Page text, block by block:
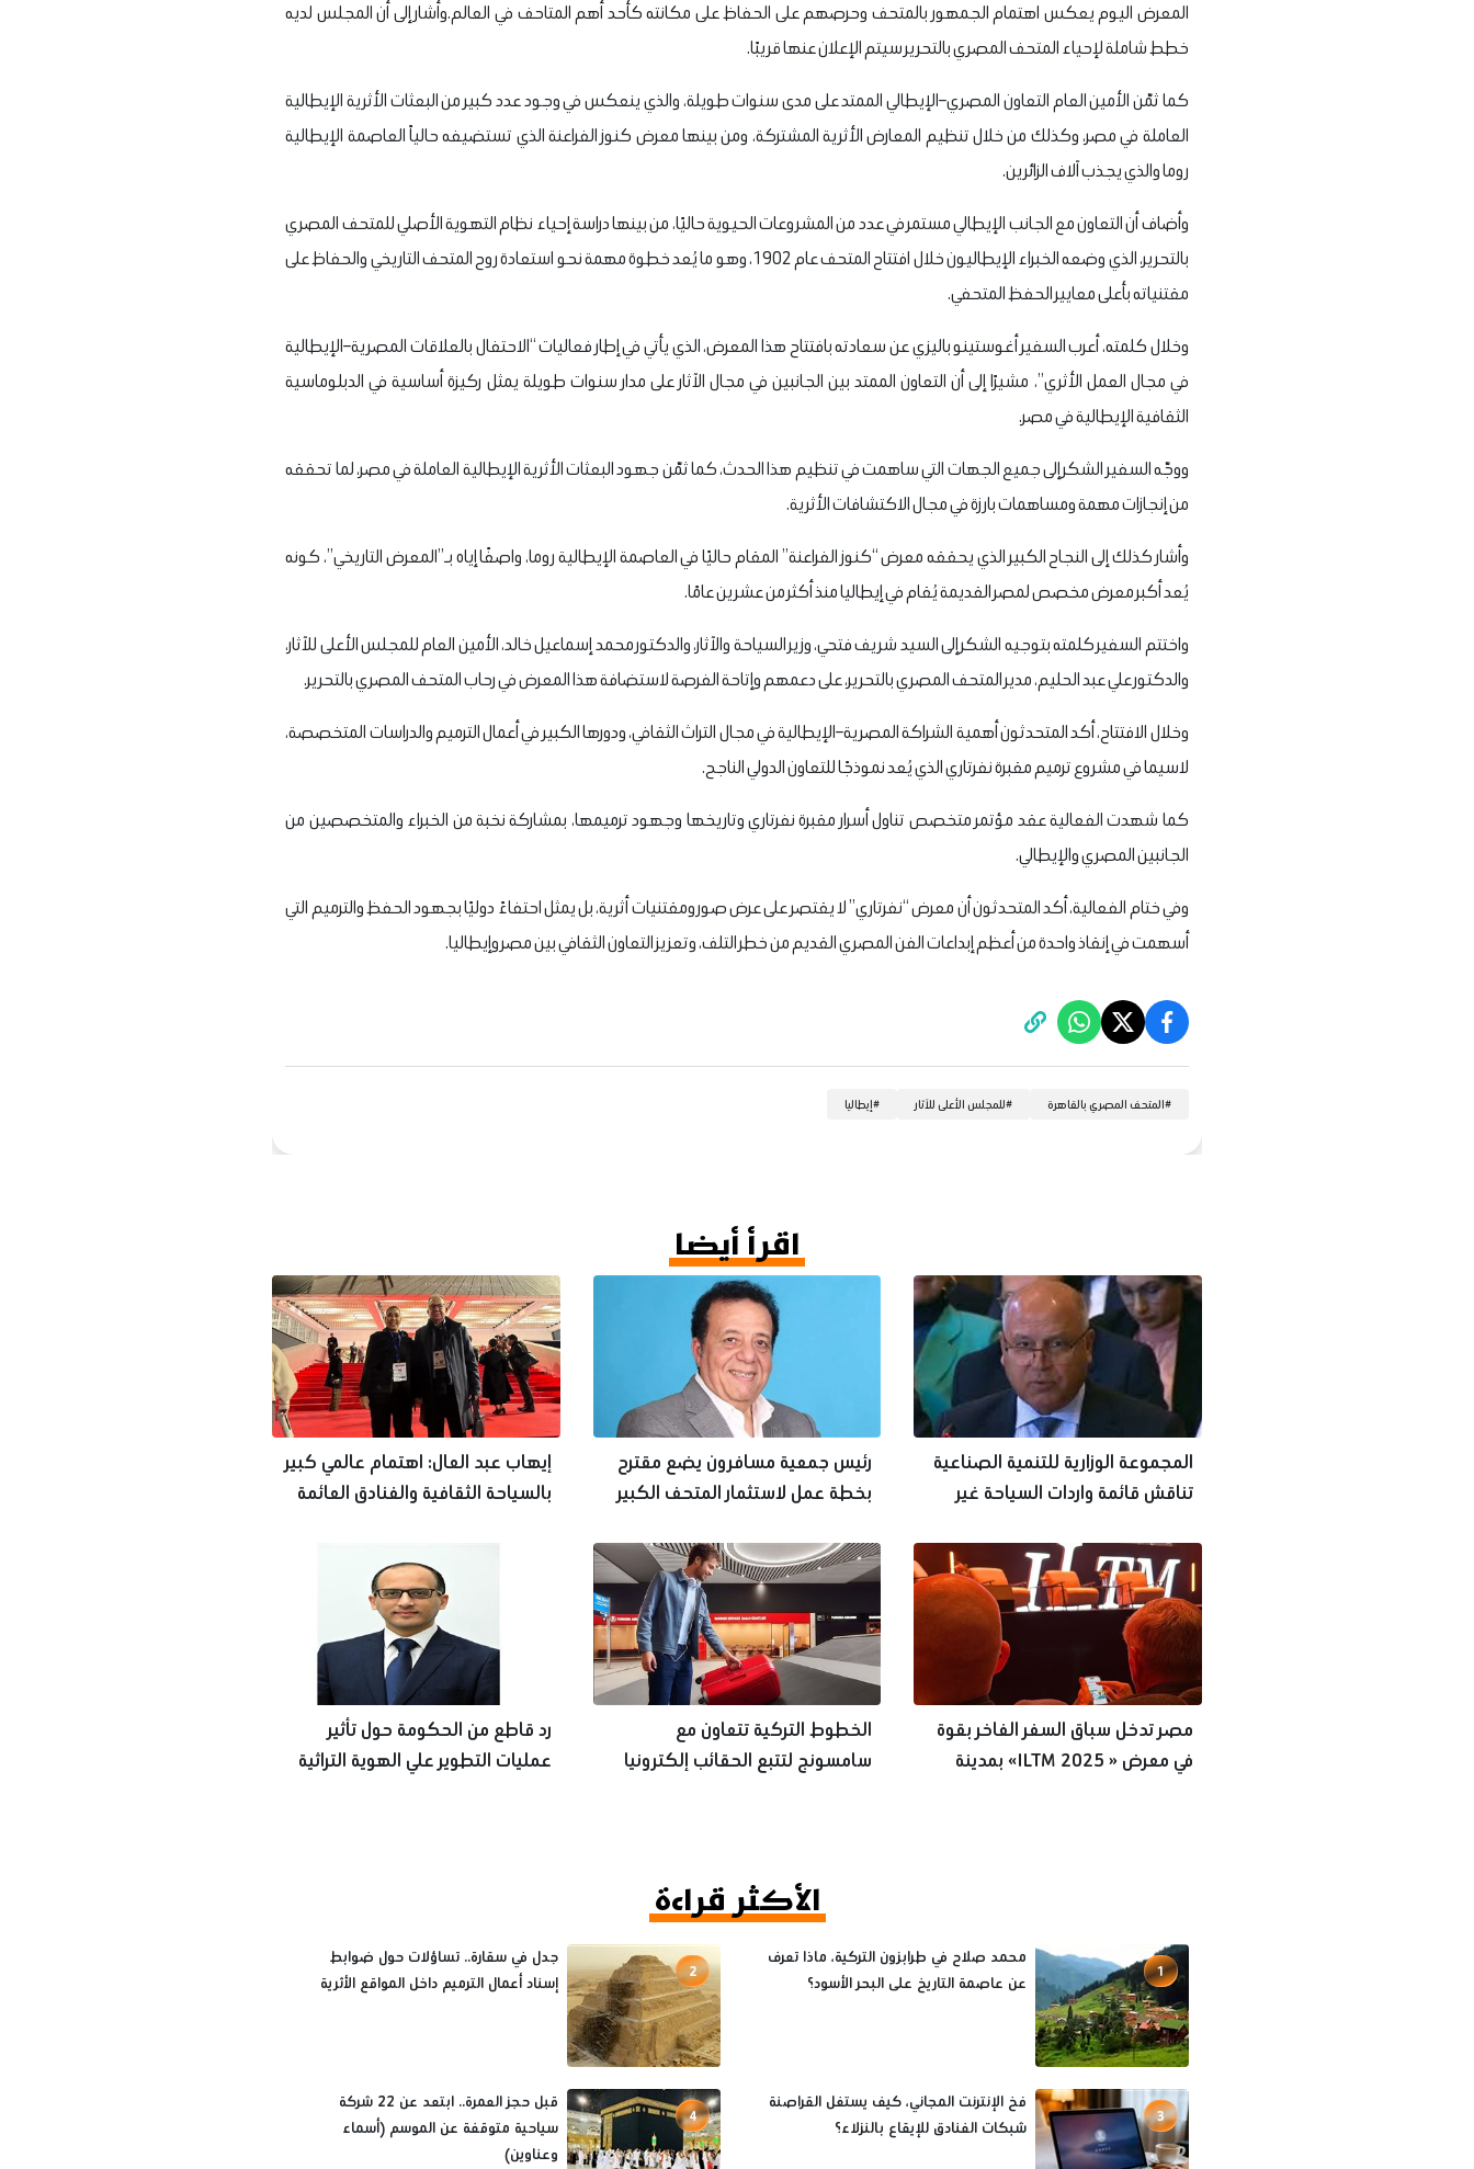
المعرض اليوم يعكس اهتمام الجمهور بالمتحف وحرصهم على الحفاظ على مكانته كأحد أهم المتاحف في العالم.وأشار إلى أن المجلس لديه
خطط شاملة لإحياء المتحف المصري بالتحرير سيتم الإعلان عنها قريبًا.
كما ثمّن الأمين العام التعاون المصري–الإيطالي الممتد على مدى سنوات طويلة، والذي ينعكس في وجود عدد كبير من البعثات الأثرية الإيطالية
العاملة في مصر، وكذلك من خلال تنظيم المعارض الأثرية المشتركة، ومن بينها معرض كنوز الفراعنة الذي تستضيفه حالياً العاصمة الإيطالية
روما والذي يجذب آلاف الزائرين.
وأضاف أن التعاون مع الجانب الإيطالي مستمر في عدد من المشروعات الحيوية حاليًا، من بينها دراسة إحياء نظام التهوية الأصلي للمتحف المصري
بالتحرير، الذي وضعه الخبراء الإيطاليون خلال افتتاح المتحف عام 1902، وهو ما يُعد خطوة مهمة نحو استعادة روح المتحف التاريخي والحفاظ على
مقتنياته بأعلى معايير الحفظ المتحفي.
وخلال كلمته، أعرب السفير أغوستينو باليزي عن سعادته بافتتاح هذا المعرض، الذي يأتي في إطار فعاليات “الاحتفال بالعلاقات المصرية–الإيطالية
في مجال العمل الأثري”، مشيرًا إلى أن التعاون الممتد بين الجانبين في مجال الآثار على مدار سنوات طويلة يمثل ركيزة أساسية في الدبلوماسية
الثقافية الإيطالية في مصر.
ووجّه السفير الشكر إلى جميع الجهات التي ساهمت في تنظيم هذا الحدث، كما ثمّن جهود البعثات الأثرية الإيطالية العاملة في مصر، لما تحققه
من إنجازات مهمة ومساهمات بارزة في مجال الاكتشافات الأثرية.
وأشار كذلك إلى النجاح الكبير الذي يحققه معرض “كنوز الفراعنة” المقام حاليًا في العاصمة الإيطالية روما، واصفًا إياه بـ”المعرض التاريخي”، كونه
يُعد أكبر معرض مخصص لمصر القديمة يُقام في إيطاليا منذ أكثر من عشرين عامًا.
واختتم السفير كلمته بتوجيه الشكر إلى السيد شريف فتحي، وزير السياحة والآثار، والدكتور محمد إسماعيل خالد، الأمين العام للمجلس الأعلى للآثار،
والدكتور علي عبد الحليم، مدير المتحف المصري بالتحرير، على دعمهم وإتاحة الفرصة لاستضافة هذا المعرض في رحاب المتحف المصري بالتحرير.
وخلال الافتتاح، أكد المتحدثون أهمية الشراكة المصرية–الإيطالية في مجال التراث الثقافي، ودورها الكبير في أعمال الترميم والدراسات المتخصصة،
لاسيما في مشروع ترميم مقبرة نفرتاري الذي يُعد نموذجًا للتعاون الدولي الناجح.
كما شهدت الفعالية عقد مؤتمر متخصص تناول أسرار مقبرة نفرتاري وتاريخها وجهود ترميمها، بمشاركة نخبة من الخبراء والمتخصصين من
الجانبين المصري والإيطالي.
وفي ختام الفعالية، أكد المتحدثون أن معرض “نفرتاري” لا يقتصر على عرض صور ومقتنيات أثرية، بل يمثل احتفاءً دوليًا بجهود الحفظ والترميم التي
أسهمت في إنقاذ واحدة من أعظم إبداعات الفن المصري القديم من خطر التلف، وتعزيز التعاون الثقافي بين مصر وإيطاليا.
#المتحف المصري بالقاهرة #للمجلس الأعلى للآثار #إيطاليا
اقرأ أيضا
المجموعة الوزارية للتنمية الصناعية
تناقش قائمة واردات السياحة غير
رئيس جمعية مسافرون يضع مقترح
بخطة عمل لاستثمار المتحف الكبير
إيهاب عبد العال: اهتمام عالمي كبير
بالسياحة الثقافية والفنادق العائمة
مصر تدخل سباق السفر الفاخر بقوة
في معرض « ILTM 2025» بمدينة
الخطوط التركية تتعاون مع
سامسونج لتتبع الحقائب إلكترونيا
رد قاطع من الحكومة حول تأثير
عمليات التطوير علي الهوية التراثية
الأكثر قراءة
1
محمد صلاح في طرابزون التركية، ماذا تعرف
عن عاصمة التاريخ على البحر الأسود؟
2
جدل في سقارة.. تساؤلات حول ضوابط
إسناد أعمال الترميم داخل المواقع الأثرية
3
فخ الإنترنت المجاني، كيف يستغل القراصنة
شبكات الفنادق للإيقاع بالنزلاء؟
4
قبل حجز العمرة.. ابتعد عن 22 شركة
سياحية متوقفة عن الموسم (أسماء
وعناوين)